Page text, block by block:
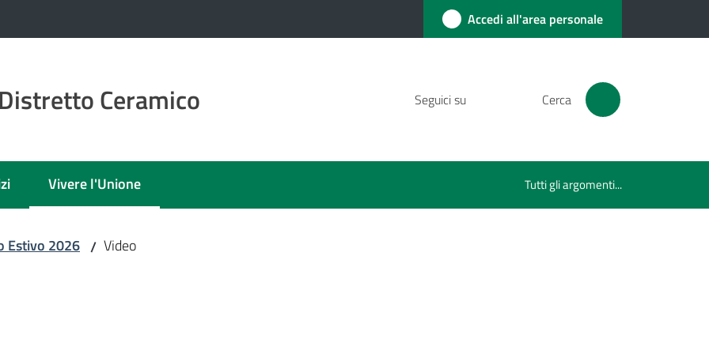
Accedi all'area personale
Ceramico Seguici su Cerca
Vivere l'Unione
Menu selezionato Tutti gli argomenti...
Estivo 2026 / Video